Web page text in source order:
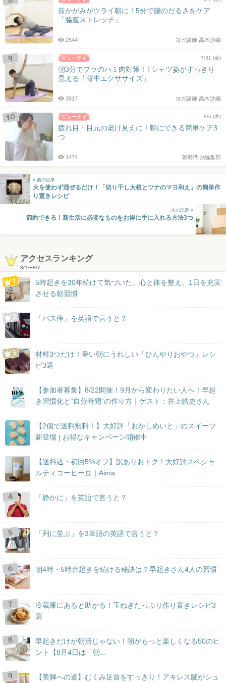
前かがみがツライ朝に！5分で腰のだるさをケア
「脇腹ストレッチ」
ヨガ講師 高木沙織
2544
7/31 (金)
朝3分でブラのハミ肉対策！Tシャツ姿がすっきり
見える「背中エクササイズ」
ヨガ講師 高木沙織
3917
8/6 (木)
疲れ目・目元の老け見えに！朝にできる簡単ケア3
つ
朝時間.jp編集部
1474
« 前の記事
火を使わず混ぜるだけ！「切り干し大根とツナのマヨ和え」の簡単作
り置きレシピ
次の記事 »
節約できる！新生活に必要なものをお得に手に入れる方法3つ
アクセスランキング
8/1〜8/7
5時起きを30年続けて気づいた。心と体を整え、1日を充実
させる朝習慣
「バス停」を英語で言うと？
材料3つだけ！暑い朝にうれしい「ひんやりおやつ」レシ
ピ3選
【参加者募集】8/22開催！9月から変わりたい人へ！早起
き習慣化と“自分時間”の作り方｜ゲスト：井上皓史さん
【2個で送料無料！】大好評「おかしめいと」のスイーツ
新登場 | お得なキャンペーン開催中
【送料込・初回5%オフ】訳ありおトク！大好評スペシャ
ルティコーヒー豆｜Aima
「静かに」を英語で言うと？
「列に並ぶ」を3単語の英語で言うと？
朝4時・5時台起きを続ける秘訣は？早起きさん4人の習慣
冷蔵庫にあると助かる！玉ねぎたっぷり作り置きレシピ3
選
早起きだけが朝活じゃない！朝がもっと楽しくなる50のヒ
ント【8月4日は「朝...
【美脚への道】むくみ足首をすっきり！アキレス腱がシュ